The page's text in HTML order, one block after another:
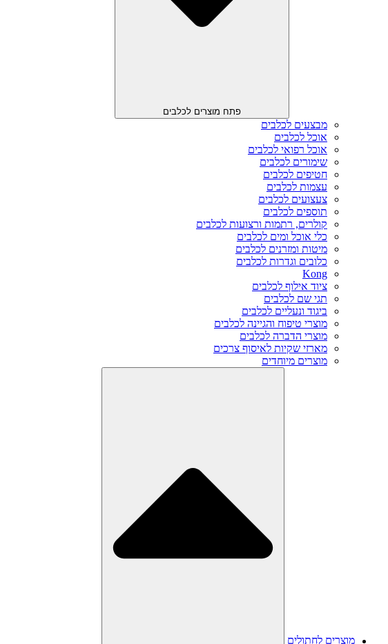
פתח מוצרים לכלבים
מבצעים לכלבים
אוכל לכלבים
אוכל רפואי לכלבים
שימורים לכלבים
חטיפים לכלבים
עצמות לכלבים
צעצועים לכלבים
תוספים לכלבים
קולרים, רתמות ורצועות לכלבים
כלי אוכל ומים לכלבים
מיטות ומזרנים לכלבים
כלובים וגדרות לכלבים
Kong
ציוד אילוף לכלבים
תגי שם לכלבים
ביגוד ונעליים לכלבים
מוצרי טיפוח והגיינה לכלבים
מוצרי הדברה לכלבים
מארזי שקיות לאיסוף צרכים
מוצרים מיוחדים
מוצרים לחתולים